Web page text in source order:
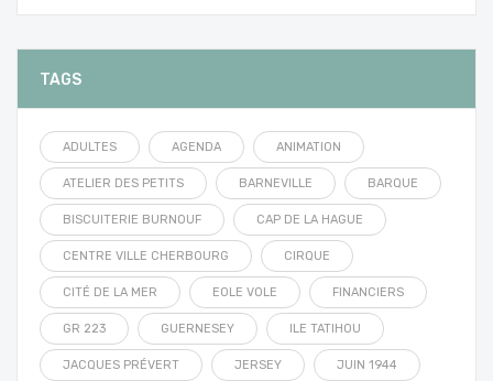
TAGS
ADULTES AGENDA ANIMATION
ATELIER DES PETITS BARNEVILLE BARQUE
BISCUITERIE BURNOUF CAP DE LA HAGUE
CENTRE VILLE CHERBOURG CIRQUE
CITÉ DE LA MER EOLE VOLE FINANCIERS
GR 223 GUERNESEY ILE TATIHOU
JACQUES PRÉVERT JERSEY JUIN 1944